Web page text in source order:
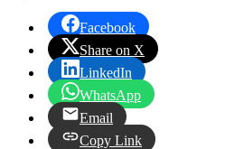
Facebook
Share on X
LinkedIn
WhatsApp
Email
Copy Link